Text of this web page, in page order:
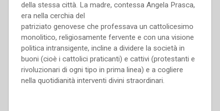
della stessa città. La madre, contessa Angela Prasca,
era nella cerchia del
patriziato genovese che professava un cattolicesimo
monolitico, religiosamente fervente e con una visione
politica intransigente, incline a dividere la società in
buoni (cioè i cattolici praticanti) e cattivi (protestanti e
rivoluzionari di ogni tipo in prima linea) e a cogliere
nella quotidianità interventi divini straordinari.